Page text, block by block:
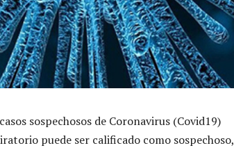
sospechosos de Coronavirus (Covid19)
puede ser calificado como sospechoso,